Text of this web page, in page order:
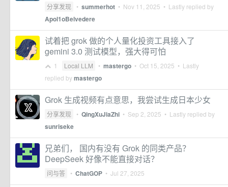
分享发现 • summerhot • Nov 11, 2025 • Lastly replied by
Apol1oBelvedere
试着把 grok 做的个人量化投资工具接入了
gemini 3.0 测试模型，强大得可怕
1 Local LLM • mastergo • Oct 15, 2025 • Lastly
replied bymastergo
Grok 生成视频有点意思，我尝试生成日本少女
分享发现 • QingXuJiaZhi • Sep 2, 2025 • Lastly replied by
sunriseke
兄弟们， 国内有没有 Grok 的同类产品？
DeepSeek 好像不能直接对话？
问与答 • ChatGOP • Jul 27, 2025